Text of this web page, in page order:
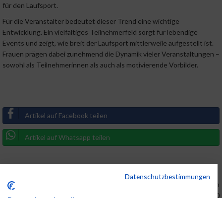
für den Laufsport.
Für die Veranstalter bedeutet dieser Trend eine wichtige
Entwicklung. Ein vielfältiges Teilnehmerfeld sorgt für lebendige
Events und zeigt, wie breit der Laufsport mittlerweile aufgestellt ist.
Frauen prägen dabei zunehmend die Dynamik vieler Veranstaltungen –
sowohl als Teilnehmerinnen als auch als motivierende Vorbilder.
Artikel auf Facebook teilen
Artikel auf Whatsapp teilen
MaxFun Sports Redaktion
06.03.2026, 17:00:00
Datenschutzbestimmungen